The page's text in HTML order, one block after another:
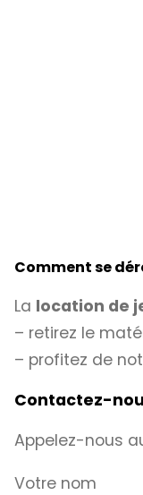
Comment se
La location de
– retirez le
– profitez de
Contactez-
Appelez-nous
Votre nom